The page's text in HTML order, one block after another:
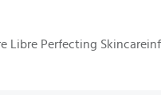
Libre Perfecting